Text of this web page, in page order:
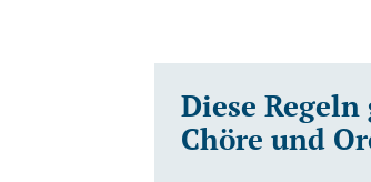
Diese
Chöre und